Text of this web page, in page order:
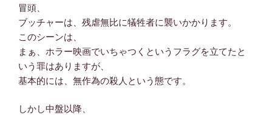
冒頭、
ブッチャーは、残虐無比に犠牲者に襲いかかります。
このシーンは、
まぁ、ホラー映画でいちゃつくというフラグを立てたと
いう罪はありますが、
基本的には、無作為の殺人という態です。
しかし中盤以降、